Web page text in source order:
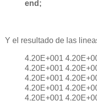
end;
Y el resultado de las
4.20E+001
4.20E+001
4.20E+001
4.20E+001
4.20E+001